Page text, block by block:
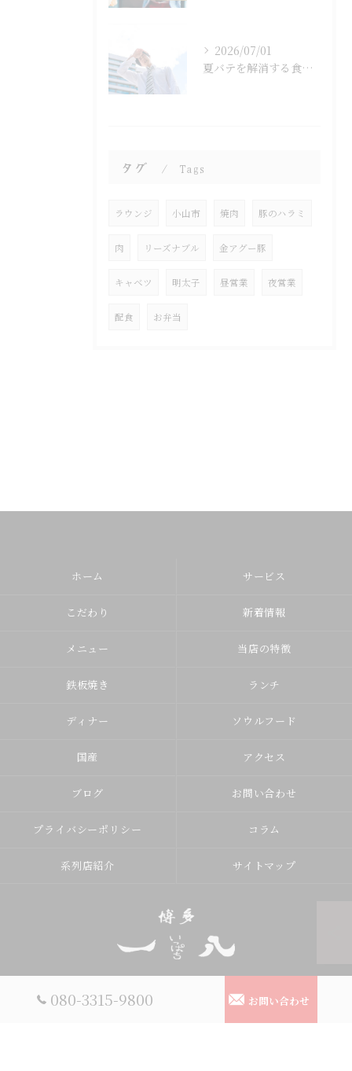
2026/07/01
夏バテを解消する食べ物とは？
タグ Tags
ラウンジ 小山市 焼肉 豚のハラミ
肉 リーズナブル 金アグー豚
キャベツ 明太子 昼営業 夜営業
配食 お弁当
080-3315-9800 お問い合わせ
ホーム サービス
こだわり 新着情報
メニュー 当店の特徴
鉄板焼き ランチ
ディナー ソウルフード
国産 アクセス
ブログ お問い合わせ
プライバシーポリシー コラム
系列店紹介 サイトマップ
RESERVED.